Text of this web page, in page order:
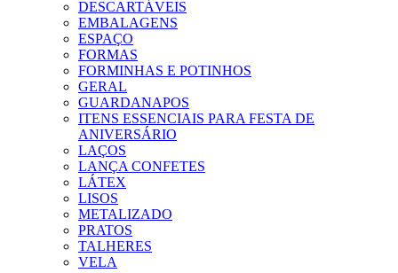
DESCARTÁVEIS
EMBALAGENS
ESPAÇO
FORMAS
FORMINHAS E POTINHOS
GERAL
GUARDANAPOS
ITENS ESSENCIAIS PARA FESTA DE
ANIVERSÁRIO
LAÇOS
LANÇA CONFETES
LÁTEX
LISOS
METALIZADO
PRATOS
TALHERES
VELA